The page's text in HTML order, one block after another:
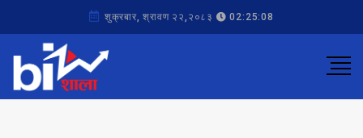
शुक्रबार, श्रावण २२,२०८३ 02:25:08